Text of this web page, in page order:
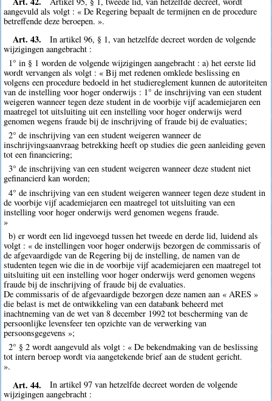
aangevuld als volgt : « De Regering bepaalt de termijnen en de procedure
betreffende deze beroepen. ».
Art. 43.
In artikel 96, § 1, van hetzelfde decreet worden de volgende
wijzigingen aangebracht :
1° in § 1 worden de volgende wijzigingen aangebracht : a) het eerste lid
wordt vervangen als volgt : « Bij met redenen omklede beslissing en
volgens een procedure bedoeld in het studiereglement kunnen de autoriteiten
van de instelling voor hoger onderwijs : 1° de inschrijving van een student
weigeren wanneer tegen deze student in de voorbije vijf academiejaren een
maatregel tot uitsluiting uit een instelling voor hoger onderwijs werd
genomen wegens fraude bij de inschrijving of fraude bij de evaluaties;
2° de inschrijving van een student weigeren wanneer de
inschrijvingsaanvraag betrekking heeft op studies die geen aanleiding geven
tot een financiering;
3° de inschrijving van een student weigeren wanneer deze student niet
gefinancierd kan worden;
4° de inschrijving van een student weigeren wanneer tegen deze student in
de voorbije vijf academiejaren een maatregel tot uitsluiting van een
instelling voor hoger onderwijs werd genomen wegens fraude.
»
b) er wordt een lid ingevoegd tussen het tweede en derde lid, luidend als
volgt : « de instellingen voor hoger onderwijs bezorgen de commissaris of
de afgevaardigde van de Regering bij de instelling, de namen van de
studenten tegen wie die in de voorbije vijf academiejaren een maatregel tot
uitsluiting uit een instelling voor hoger onderwijs werd genomen wegens
fraude bij de inschrijving of fraude bij de evaluaties.
De commissaris of de afgevaardigde bezorgen deze namen aan « ARES »
die belast is met de ontwikkeling van een databank beheerd met
inachtneming van de wet van 8 december 1992 tot bescherming van de
persoonlijke levensfeer ten opzichte van de verwerking van
persoonsgegevens »;
2° § 2 wordt aangevuld als volgt : « De bekendmaking van de beslissing
tot intern beroep wordt via aangetekende brief aan de student gericht.
».
Art. 44.
In artikel 97 van hetzelfde decreet worden de volgende
wijzigingen aangebracht :